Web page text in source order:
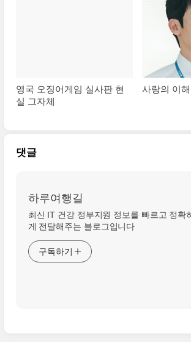
영국 오징어게임 실사판 현
실 그자체
사랑의 이
댓글
하루여행길
최신 IT 건강 정부지원 정보를 빠르고 정확
게 전달해주는 블로그입니다
구독하기